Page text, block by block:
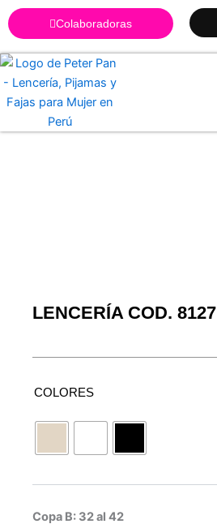
Colaboradoras
LENCERÍA COD. 8127
COLORES
Copa B: 32 al 42